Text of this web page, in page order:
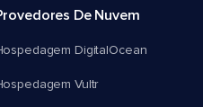
De Nuvem
DigitalOcean
Vultr